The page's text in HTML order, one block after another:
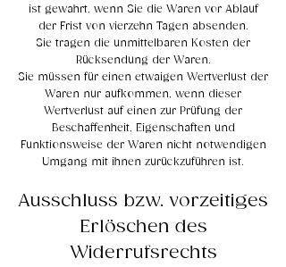
ist gewahrt, wenn Sie die Waren vor Ablauf
der Frist von vierzehn Tagen absenden.
Sie tragen die unmittelbaren Kosten der
Rücksendung der Waren.
Sie müssen für einen etwaigen Wertverlust der
Waren nur aufkommen, wenn dieser
Wertverlust auf einen zur Prüfung der
Beschaffenheit, Eigenschaften und
Funktionsweise der Waren nicht notwendigen
Umgang mit ihnen zurückzuführen ist.
Ausschluss bzw. vorzeitiges
Erlöschen des
Widerrufsrechts